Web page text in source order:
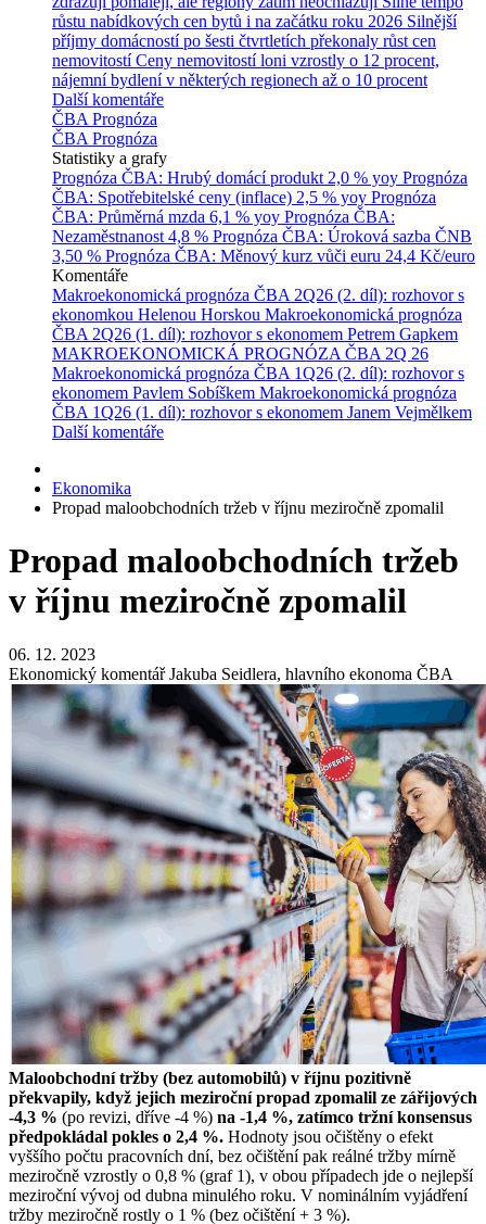
růstu nabídkových cen bytů i na začátku roku 2026 Silnější
příjmy domácností po šesti čtvrtletích překonaly růst cen
nemovitostí Ceny nemovitostí loni vzrostly o 12 procent,
nájemní bydlení v některých regionech až o 10 procent
Další komentáře
ČBA Prognóza
ČBA Prognóza
Statistiky a grafy
Prognóza ČBA: Hrubý domácí produkt 2,0 % yoy Prognóza
ČBA: Spotřebitelské ceny (inflace) 2,5 % yoy Prognóza
ČBA: Průměrná mzda 6,1 % yoy Prognóza ČBA:
Nezaměstnanost 4,8 % Prognóza ČBA: Úroková sazba ČNB
3,50 % Prognóza ČBA: Měnový kurz vůči euru 24,4 Kč/euro
Komentáře
Makroekonomická prognóza ČBA 2Q26 (2. díl): rozhovor s
ekonomkou Helenou Horskou Makroekonomická prognóza
ČBA 2Q26 (1. díl): rozhovor s ekonomem Petrem Gapkem
MAKROEKONOMICKÁ PROGNÓZA ČBA 2Q 26
Makroekonomická prognóza ČBA 1Q26 (2. díl): rozhovor s
ekonomem Pavlem Sobíškem Makroekonomická prognóza
ČBA 1Q26 (1. díl): rozhovor s ekonomem Janem Vejmělkem
Další komentáře
Ekonomika
Propad maloobchodních tržeb v říjnu meziročně zpomalil
Propad maloobchodních tržeb
v říjnu meziročně zpomalil
06. 12. 2023
Ekonomický komentář Jakuba Seidlera, hlavního ekonoma ČBA
Maloobchodní tržby (bez automobilů) v říjnu pozitivně
překvapily, když jejich meziroční propad zpomalil ze zářijových
-4,3 % (po revizi, dříve -4 %) na -1,4 %, zatímco tržní konsensus
předpokládal pokles o 2,4 %. Hodnoty jsou očištěny o efekt
vyššího počtu pracovních dní, bez očištění pak reálné tržby mírně
meziročně vzrostly o 0,8 % (graf 1), v obou případech jde o nejlepší
meziroční vývoj od dubna minulého roku. V nominálním vyjádření
tržby meziročně rostly o 1 % (bez očištění + 3 %).